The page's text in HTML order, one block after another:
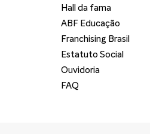
Hall da fama
ABF Educação
Franchising Brasil
Estatuto Social
Ouvidoria
FAQ